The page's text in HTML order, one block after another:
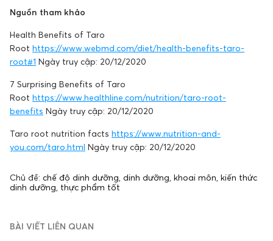
Nguồn tham khảo
Health Benefits of Taro
Root https://www.webmd.com/diet/health-benefits-taro-
root#1 Ngày truy cập: 20/12/2020
7 Surprising Benefits of Taro
Root https://www.healthline.com/nutrition/taro-root-
benefits Ngày truy cập: 20/12/2020
Taro root nutrition facts https://www.nutrition-and-
you.com/taro.html Ngày truy cập: 20/12/2020
Chủ đề: chế độ dinh dưỡng dinh dưỡng khoai môn kiến thức
dinh dưỡng thực phẩm tốt
BÀI VIẾT LIÊN QUAN